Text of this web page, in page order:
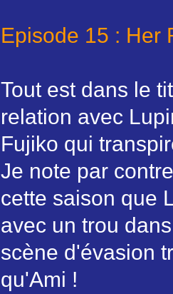
Episode 15 : Her
Tout est dans le
relation avec
Fujiko qui
Je note par
cette saison que
avec un trou
scène d'évasion
qu'Ami !